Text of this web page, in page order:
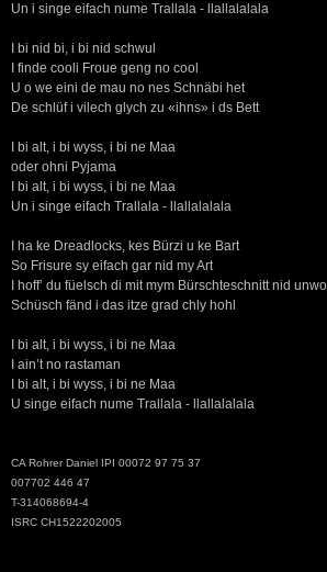
Un i singe eifach nume Trallala - llallalalala
I bi nid bi, i bi nid schwul
I finde cooli Froue geng no cool
U o we eini de mau no nes Schnäbi het
De schlüf i vilech glych zu «ihns» i ds Bett
I bi alt, i bi wyss, i bi ne Maa
oder ohni Pyjama
I bi alt, i bi wyss, i bi ne Maa
Un i singe eifach Trallala - llallalalala
I ha ke Dreadlocks, kes Bürzi u ke Bart
So Frisure sy eifach gar nid my Art
I hoff’ du füelsch di mit mym Bürschteschnitt nid
Schüsch fänd i das itze grad chly hohl
I bi alt, i bi wyss, i bi ne Maa
I ain’t no rastaman
I bi alt, i bi wyss, i bi ne Maa
U singe eifach nume Trallala - llallalalala
CA Rohrer Daniel IPI 00072 97 75 37
007702 446 47
T-314068694-4
ISRC CH1522202005